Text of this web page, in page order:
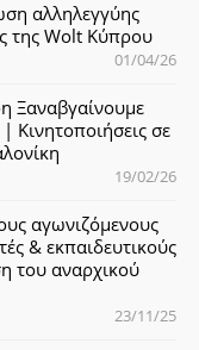
αλληλεγγύης
της Wolt Κύπρου
01/04/26
Ξαναβγαίνουμε
Κινητοποιήσεις σε
19/02/26
αγωνιζόμενους
& εκπαιδευτικούς
του αναρχικού
23/11/25